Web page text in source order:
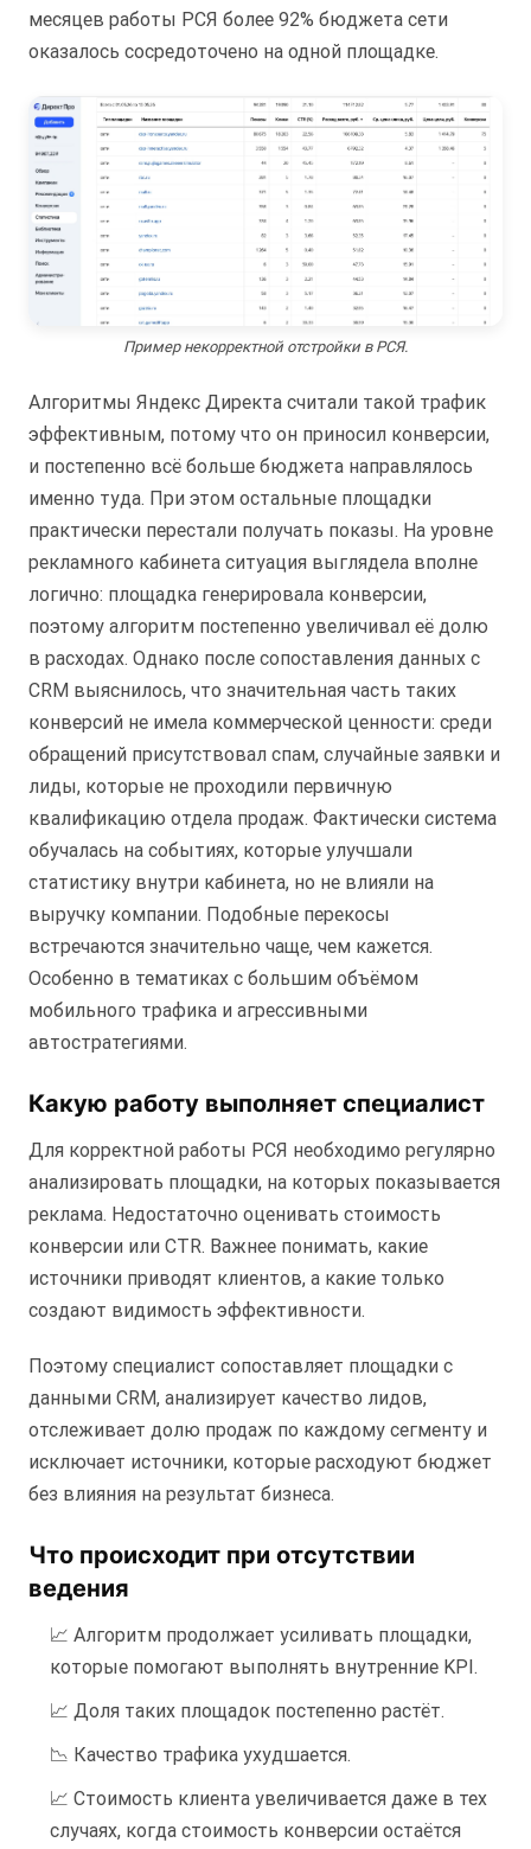
месяцев работы РСЯ более 92% бюджета сети
оказалось сосредоточено на одной площадке.
Пример некорректной отстройки в РСЯ.
Алгоритмы Яндекс Директа считали такой трафик
эффективным, потому что он приносил конверсии,
и постепенно всё больше бюджета направлялось
именно туда. При этом остальные площадки
практически перестали получать показы. На уровне
рекламного кабинета ситуация выглядела вполне
логично: площадка генерировала конверсии,
поэтому алгоритм постепенно увеличивал её долю
в расходах. Однако после сопоставления данных с
CRM выяснилось, что значительная часть таких
конверсий не имела коммерческой ценности: среди
обращений присутствовал спам, случайные заявки и
лиды, которые не проходили первичную
квалификацию отдела продаж. Фактически система
обучалась на событиях, которые улучшали
статистику внутри кабинета, но не влияли на
выручку компании. Подобные перекосы
встречаются значительно чаще, чем кажется.
Особенно в тематиках с большим объёмом
мобильного трафика и агрессивными
автостратегиями.
Какую работу выполняет специалист
Для корректной работы РСЯ необходимо регулярно
анализировать площадки, на которых показывается
реклама. Недостаточно оценивать стоимость
конверсии или CTR. Важнее понимать, какие
источники приводят клиентов, а какие только
создают видимость эффективности.
Поэтому специалист сопоставляет площадки с
данными CRM, анализирует качество лидов,
отслеживает долю продаж по каждому сегменту и
исключает источники, которые расходуют бюджет
без влияния на результат бизнеса.
Что происходит при отсутствии
ведения
📈 Алгоритм продолжает усиливать площадки,
которые помогают выполнять внутренние KPI.
📈 Доля таких площадок постепенно растёт.
📉 Качество трафика ухудшается.
📈 Стоимость клиента увеличивается даже в тех
случаях, когда стоимость конверсии остаётся